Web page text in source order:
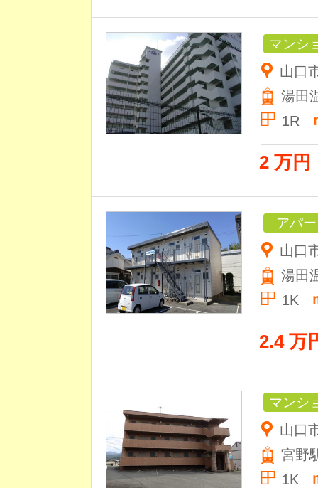
マンシ
山口
湯田
1R
2 万円
アパ
山口
湯田
1K
2.4 万
マンシ
山口
宮野
1K